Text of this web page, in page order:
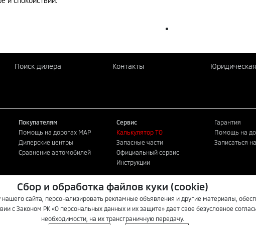
Поиск дилера Контакты
Покупателям
Помощь на дорогах MAP
Дилерские центры
Сравнение автомобилей
Сервис
Калькулятор ТО
Запасные части
Официальный сервис
Инструкции
Гарантия
Помощь на
Записаться
офертой. Для
центры автомобилей
Сбор и обработка файлов куки (cookie)
сайта, персонализировать рекламные объявления и другие материалы,
с Законом РК «О персональных данных и их защите» дает свое безусловное
необходимости, на их трансграничную передачу.